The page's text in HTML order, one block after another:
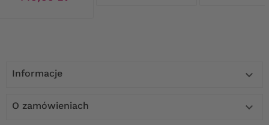
Informacje 
O zamówieniach 